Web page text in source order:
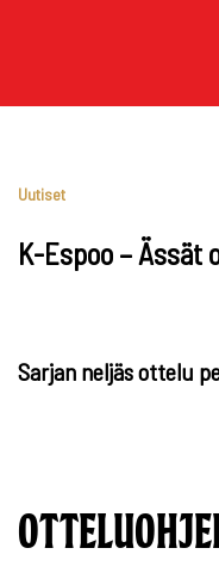
K-Espoo – Ässät
Uutiset
Sarjan neljäs ottelu